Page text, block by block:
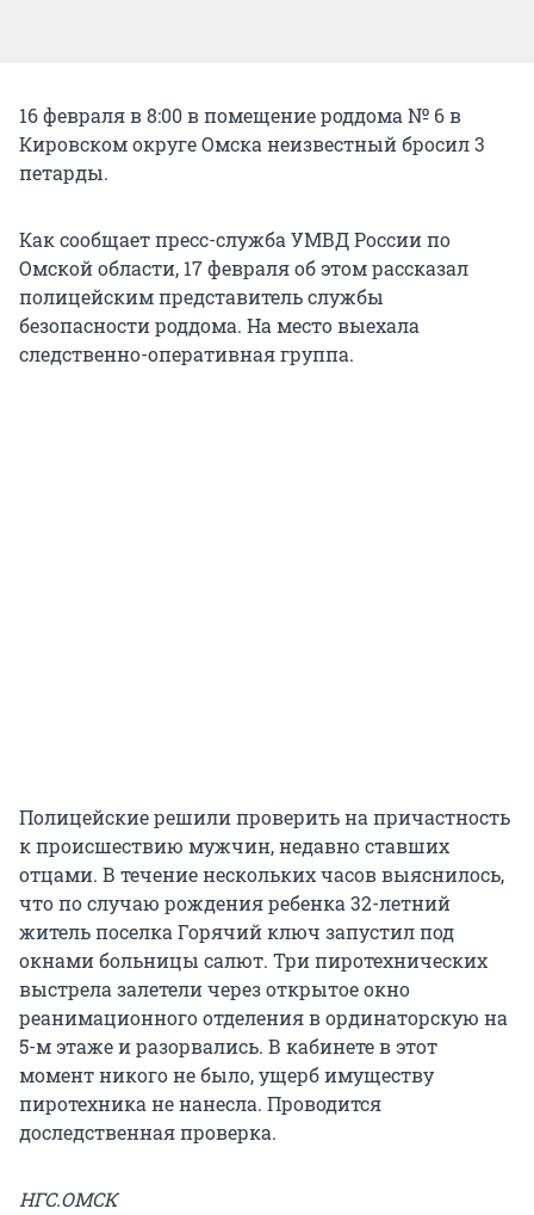
16 февраля в 8:00 в помещение роддома № 6 в
Кировском округе Омска неизвестный бросил 3
петарды.
Как сообщает пресс-служба УМВД России по
Омской области, 17 февраля об этом рассказал
полицейским представитель службы
безопасности роддома. На место выехала
следственно-оперативная группа.
Полицейские решили проверить на причастность
к происшествию мужчин, недавно ставших
отцами. В течение нескольких часов выяснилось,
что по случаю рождения ребенка 32-летний
житель поселка Горячий ключ запустил под
окнами больницы салют. Три пиротехнических
выстрела залетели через открытое окно
реанимационного отделения в ординаторскую на
5-м этаже и разорвались. В кабинете в этот
момент никого не было, ущерб имуществу
пиротехника не нанесла. Проводится
доследственная проверка.
НГС.ОМСК